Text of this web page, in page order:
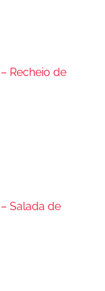
Recheio de
Salada de